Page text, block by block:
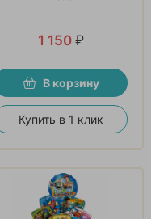
1 150 ₽
В корзину
Купить в 1 клик